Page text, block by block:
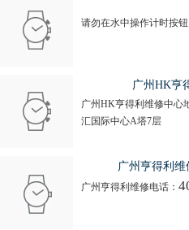
请勿在水中操作计时按
广州HK亨
广州HK亨得利维修中心
汇国际中心A塔7层
广州亨得利维
广州亨得利维修电话：